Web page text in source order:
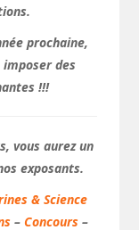
prochaine,
des
!!!
vous aurez un
exposants.
& Science
–Concours –